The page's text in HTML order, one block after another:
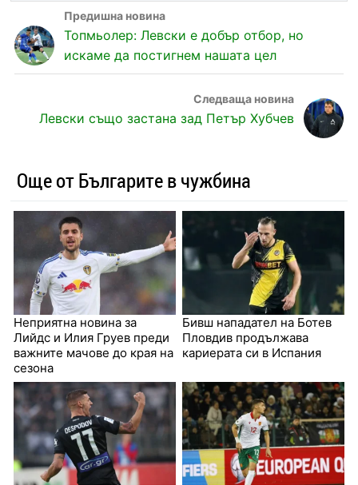
Топмьолер: Левски е добър отбор, но
искаме да постигнем нашата цел
Левски също застана зад Петър Хубчев
Още от Българите в чужбина
Неприятна новина за
Лийдс и Илия Груев преди
важните мачове до края на
сезона
Бивш нападател на Ботев
Пловдив продължава
кариерата си в Испания